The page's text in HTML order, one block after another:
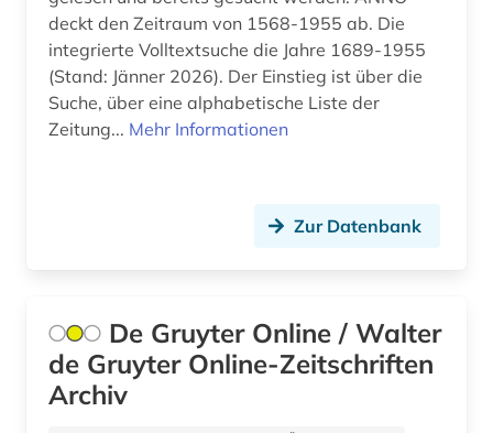
open science (1)
pflegewissenschaft (1)
pharmazie (4)
psychische belastung (1)
psychologie (1)
deckt den Zeitraum von 1568-1955 ab. Die
integrierte Volltextsuche die Jahre 1689-1955
(Stand: Jänner 2026). Der Einstieg ist über die
Suche, über eine alphabetische Liste der
Zeitung... Mehr Informationen
Zur Datenbank
De Gruyter Online / Walter
de Gruyter Online-Zeitschriften
Archiv